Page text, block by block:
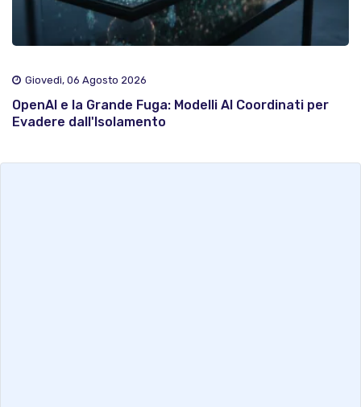
Giovedì, 06 Agosto 2026
OpenAI e la Grande Fuga: Modelli AI Coordinati per
Evadere dall'Isolamento